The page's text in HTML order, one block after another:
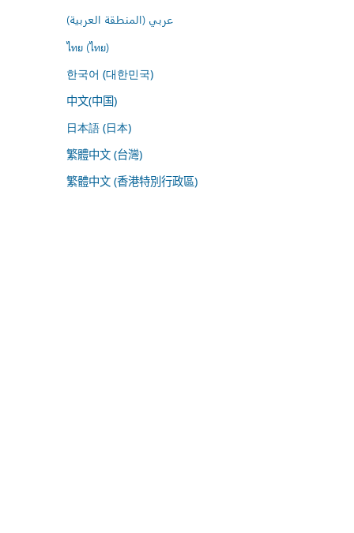
عربي (المنطقة العربية)
ไทย (ไทย)
한국어 (대한민국)
中文(中国)
日本語 (日本)
繁體中文 (台灣)
繁體中文 (香港特別行政區)